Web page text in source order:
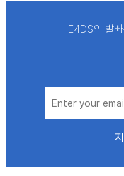
E4DS의 발